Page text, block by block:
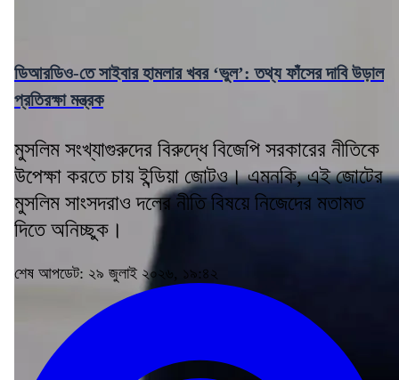
ডিআরডিও-তে সাইবার হামলার খবর ‘ভুল’: তথ্য ফাঁসের দাবি উড়াল
প্রতিরক্ষা মন্ত্রক
মুসলিম সংখ্যাগুরুদের বিরুদ্ধে বিজেপি সরকারের নীতিকে
উপেক্ষা করতে চায় ইন্ডিয়া জোটও। এমনকি, এই জোটের
মুসলিম সাংসদরাও দলের নীতি বিষয়ে নিজেদের মতামত
দিতে অনিচ্ছুক।
শেষ আপডেট: ২৯ জুলাই ২০২৬, ১৯:৪২